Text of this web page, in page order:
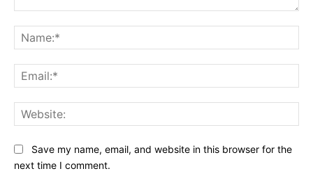
Save my name, email, and website in this browser for the
next time I comment.